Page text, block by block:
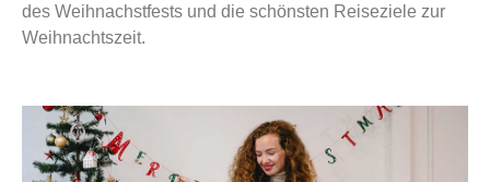
des Weihnachstfests und die schönsten Reiseziele zur
Weihnachtszeit.